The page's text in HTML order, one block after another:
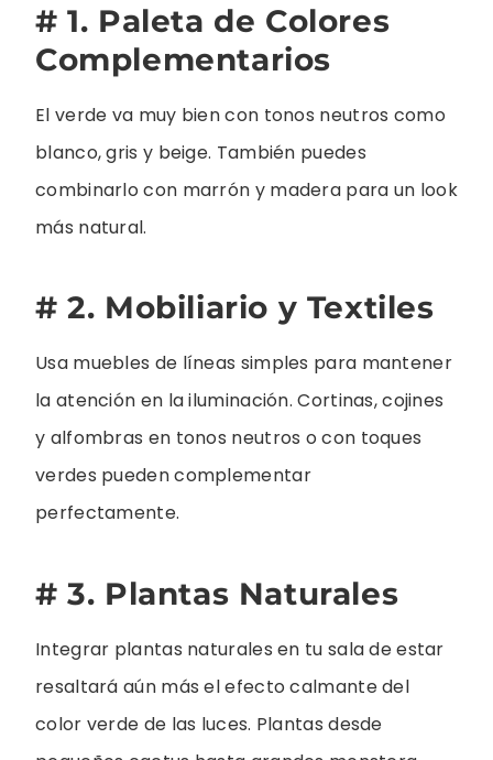
# 1. Paleta de Colores
Complementarios
El verde va muy bien con tonos neutros como
blanco, gris y beige. También puedes
combinarlo con marrón y madera para un look
más natural.
# 2. Mobiliario y Textiles
Usa muebles de líneas simples para mantener
la atención en la iluminación. Cortinas, cojines
y alfombras en tonos neutros o con toques
verdes pueden complementar
perfectamente.
# 3. Plantas Naturales
Integrar plantas naturales en tu sala de estar
resaltará aún más el efecto calmante del
color verde de las luces. Plantas desde